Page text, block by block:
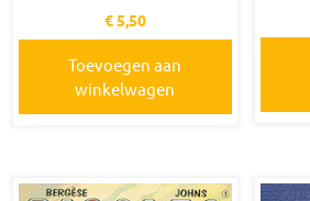
€5,50
Toevoegen aan
winkelwagen